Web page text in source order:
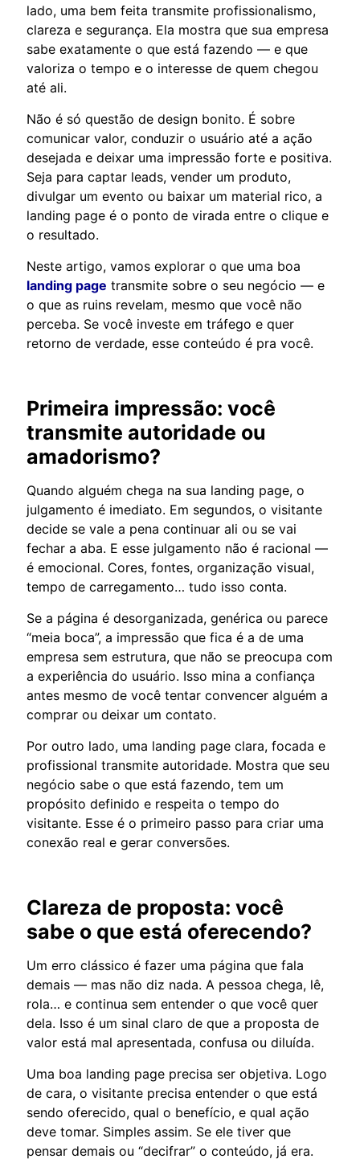
lado, uma bem feita transmite profissionalismo,
clareza e segurança. Ela mostra que sua empresa
sabe exatamente o que está fazendo — e que
valoriza o tempo e o interesse de quem chegou
até ali.
Não é só questão de design bonito. É sobre
comunicar valor, conduzir o usuário até a ação
desejada e deixar uma impressão forte e positiva.
Seja para captar leads, vender um produto,
divulgar um evento ou baixar um material rico, a
landing page é o ponto de virada entre o clique e
o resultado.
Neste artigo, vamos explorar o que uma boa
landing page transmite sobre o seu negócio — e
o que as ruins revelam, mesmo que você não
perceba. Se você investe em tráfego e quer
retorno de verdade, esse conteúdo é pra você.
Primeira impressão: você
transmite autoridade ou
amadorismo?
Quando alguém chega na sua landing page, o
julgamento é imediato. Em segundos, o visitante
decide se vale a pena continuar ali ou se vai
fechar a aba. E esse julgamento não é racional —
é emocional. Cores, fontes, organização visual,
tempo de carregamento… tudo isso conta.
Se a página é desorganizada, genérica ou parece
“meia boca”, a impressão que fica é a de uma
empresa sem estrutura, que não se preocupa com
a experiência do usuário. Isso mina a confiança
antes mesmo de você tentar convencer alguém a
comprar ou deixar um contato.
Por outro lado, uma landing page clara, focada e
profissional transmite autoridade. Mostra que seu
negócio sabe o que está fazendo, tem um
propósito definido e respeita o tempo do
visitante. Esse é o primeiro passo para criar uma
conexão real e gerar conversões.
Clareza de proposta: você
sabe o que está oferecendo?
Um erro clássico é fazer uma página que fala
demais — mas não diz nada. A pessoa chega, lê,
rola… e continua sem entender o que você quer
dela. Isso é um sinal claro de que a proposta de
valor está mal apresentada, confusa ou diluída.
Uma boa landing page precisa ser objetiva. Logo
de cara, o visitante precisa entender o que está
sendo oferecido, qual o benefício, e qual ação
deve tomar. Simples assim. Se ele tiver que
pensar demais ou “decifrar” o conteúdo, já era.